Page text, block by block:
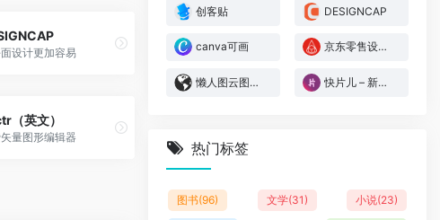
设计更加容易
（英文）
量图形编辑器
创客贴 DESIGNCAP
canva可画 京东零售设计服务平台
懒人图云图标云 快片儿 – 新一代H5幻灯片
热门标签
图书(96) 文学(31) 小说(23)